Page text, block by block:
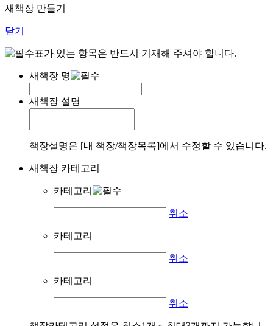
새책장 만들기
닫기
표가 있는 항목은 반드시 기재해 주셔야 합니다.
새책장 명
새책장 설명
책장설명은 [내 책장/책장목록]에서 수정할 수 있습니다.
새책장 카테고리
카테고리
취소
카테고리
취소
카테고리
취소